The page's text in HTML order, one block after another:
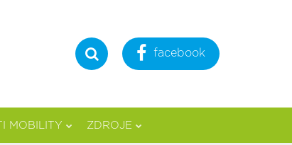
Hledat facebook
MOBILITY ZDROJE